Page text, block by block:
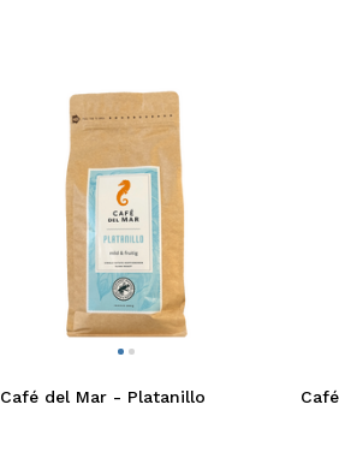
Café del Mar - Platanillo